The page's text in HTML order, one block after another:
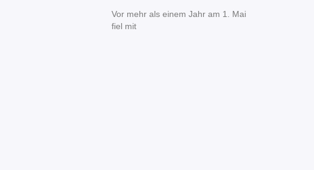
Vor mehr als einem Jahr am 1. Mai
fiel mit